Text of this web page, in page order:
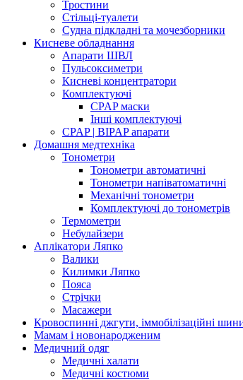
Тростини
Стільці-туалети
Судна підкладні та мочезборники
Кисневе обладнання
Апарати ШВЛ
Пульсоксиметри
Кисневі концентратори
Комплектуючі
CPAP маски
Інші комплектуючі
CPAP | BIPAP апарати
Домашня медтехніка
Тонометри
Тонометри автоматичні
Тонометри напіватоматичні
Механічні тонометри
Комплектуючі до тонометрів
Термометри
Небулайзери
Аплікатори Ляпко
Валики
Килимки Ляпко
Пояса
Стрічки
Масажери
Кровоспинні джгути, іммобілізаційні
Мамам і новонародженим
Медичний одяг
Медичні халати
Медичні костюми